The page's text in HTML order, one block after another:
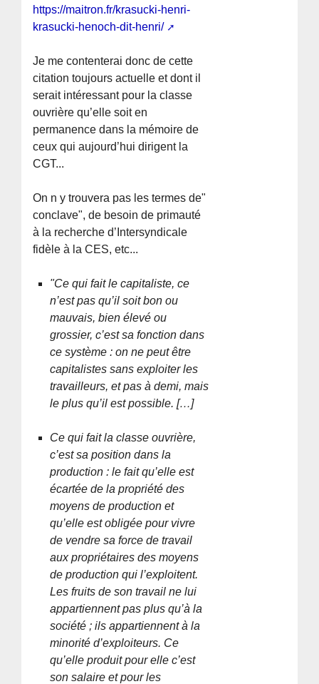
https://maitron.fr/krasucki-henri-
krasucki-henoch-dit-henri/
Je me contenterai donc de cette
citation toujours actuelle et dont il
serait intéressant pour la classe
ouvrière qu’elle soit en
permanence dans la mémoire de
ceux qui aujourd’hui dirigent la
CGT...
On n y trouvera pas les termes de"
conclave", de besoin de primauté
à la recherche d’Intersyndicale
fidèle à la CES, etc...
"Ce qui fait le capitaliste, ce
n’est pas qu’il soit bon ou
mauvais, bien élevé ou
grossier, c’est sa fonction dans
ce système : on ne peut être
capitalistes sans exploiter les
travailleurs, et pas à demi, mais
le plus qu’il est possible. […]
Ce qui fait la classe ouvrière,
c’est sa position dans la
production : le fait qu’elle est
écartée de la propriété des
moyens de production et
qu’elle est obligée pour vivre
de vendre sa force de travail
aux propriétaires des moyens
de production qui l’exploitent.
Les fruits de son travail ne lui
appartiennent pas plus qu’à la
société ; ils appartiennent à la
minorité d’exploiteurs. Ce
qu’elle produit pour elle c’est
son salaire et pour les